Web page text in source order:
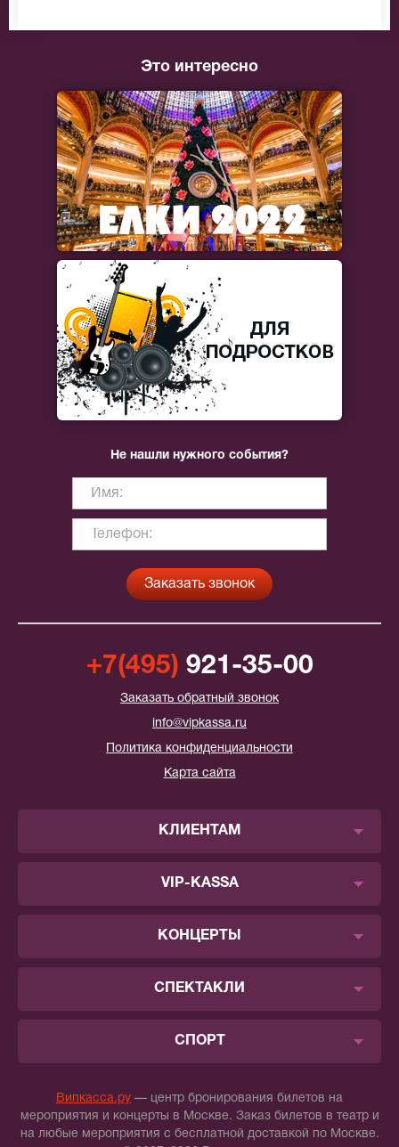
Это интересно
Не нашли нужного события?
+7(495) 921-35-00
Заказать обратный звонок
info@vipkassa.ru
Политика конфиденциальности
Карта сайта
КЛИЕНТАМ
VIP-KASSA
КОНЦЕРТЫ
СПЕКТАКЛИ
СПОРТ
Випкасса.ру — центр бронирования билетов на
мероприятия и концерты в Москве. Заказ билетов в театр и
на любые мероприятия с бесплатной доставкой по Москве.